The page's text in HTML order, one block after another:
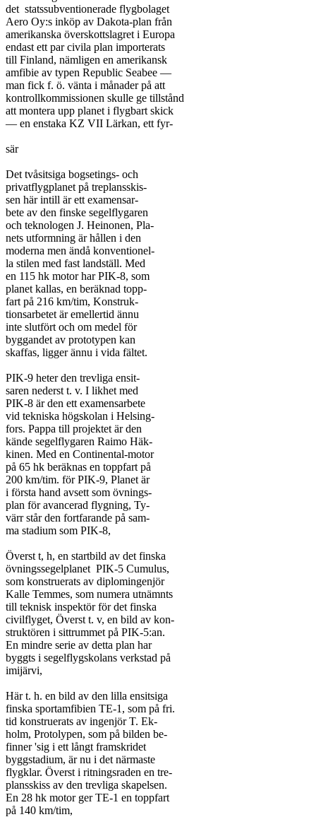
det  statssubventionerade flygbolaget
Aero Oy:s inköp av Dakota-plan från
amerikanska överskottslagret i Europa
endast ett par civila plan importerats
till Finland, nämligen en amerikansk
amfibie av typen Republic Seabee —
man fick f. ö. vänta i månader på att
kontrollkommissionen skulle ge tillstånd
att montera upp planet i flygbart skick
— en enstaka KZ VII Lärkan, ett fyr-
sär
Det tvåsitsiga bogsetings- och
privatflygplanet på treplansskis-
sen här intill är ett examensar-
bete av den finske segelflygaren
och teknologen J. Heinonen, Pla-
nets utformning är hållen i den
moderna men ändå konventionel-
la stilen med fast landställ. Med
en 115 hk motor har PIK-8, som
planet kallas, en beräknad topp-
fart på 216 km/tim, Konstruk-
tionsarbetet är emellertid ännu
inte slutfört och om medel för
byggandet av prototypen kan
skaffas, ligger ännu i vida fältet.
PIK-9 heter den trevliga ensit-
saren nederst t. v. I likhet med
PIK-8 är den ett examensarbete
vid tekniska högskolan i Helsing-
fors. Pappa till projektet är den
kände segelflygaren Raimo Häk-
kinen. Med en Continental-motor
på 65 hk beräknas en toppfart på
200 km/tim. för PIK-9, Planet är
i första hand avsett som övnings-
plan för avancerad flygning, Ty-
värr står den fortfarande på sam-
ma stadium som PIK-8,
Överst t, h, en startbild av det finska
övningssegelplanet  PIK-5 Cumulus,
som konstruerats av diplomingenjör
Kalle Temmes, som numera utnämnts
till teknisk inspektör för det finska
civilflyget, Överst t. v, en bild av kon-
struktören i sittrummet på PIK-5:an.
En mindre serie av detta plan har
byggts i segelflygskolans verkstad på
imijärvi,
Här t. h. en bild av den lilla ensitsiga
finska sportamfibien TE-1, som på fri.
tid konstruerats av ingenjör T. Ek-
holm, Protolypen, som på bilden be-
finner 'sig i ett långt framskridet
byggstadium, är nu i det närmaste
flygklar. Överst i ritningsraden en tre-
plansskiss av den trevliga skapelsen.
En 28 hk motor ger TE-1 en toppfart
på 140 km/tim,